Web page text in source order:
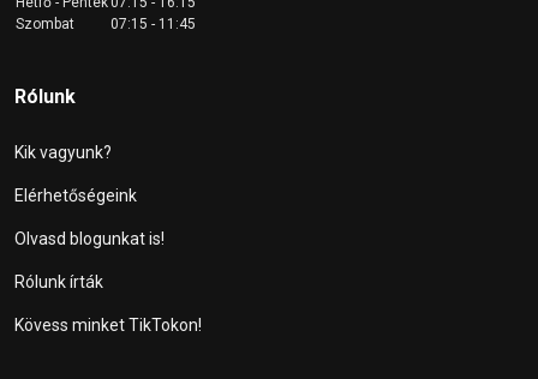
Szombat
07:15 - 11:45
Rólunk
Kik vagyunk?
Elérhetőségeink
Olvasd blogunkat is!
Rólunk írták
Kövess minket TikTokon!